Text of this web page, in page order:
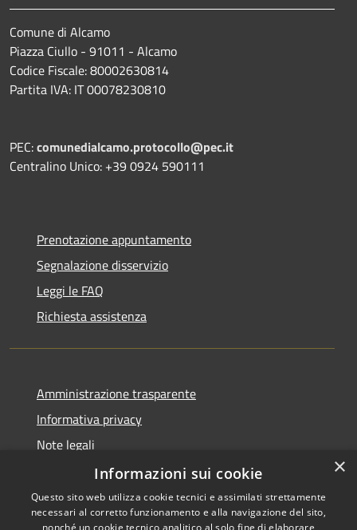
Comune di Alcamo
Piazza Ciullo - 91011 - Alcamo
Codice Fiscale: 80002630814
Partita IVA: IT 00078230810
PEC:comunedialcamo.protocollo@pec.it
Centralino Unico: +39 0924 590111
Prenotazione appuntamento
Segnalazione disservizio
Leggi le FAQ
Richiesta assistenza
Amministrazione trasparente
Informativa privacy
Note legali
Dichiarazione di accessibilità
×
Informazioni sui cookie
Questo sito web utilizza cookie tecnici e assimilati strettamente
necessari al corretto funzionamento e alla navigazione del sito,
nonché un cookie tecnico analitico al solo fine di elaborare